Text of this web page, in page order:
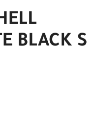
BLACK S